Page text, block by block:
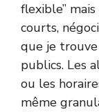
flexible”
courts,
que je
publics. Les
ou les
même